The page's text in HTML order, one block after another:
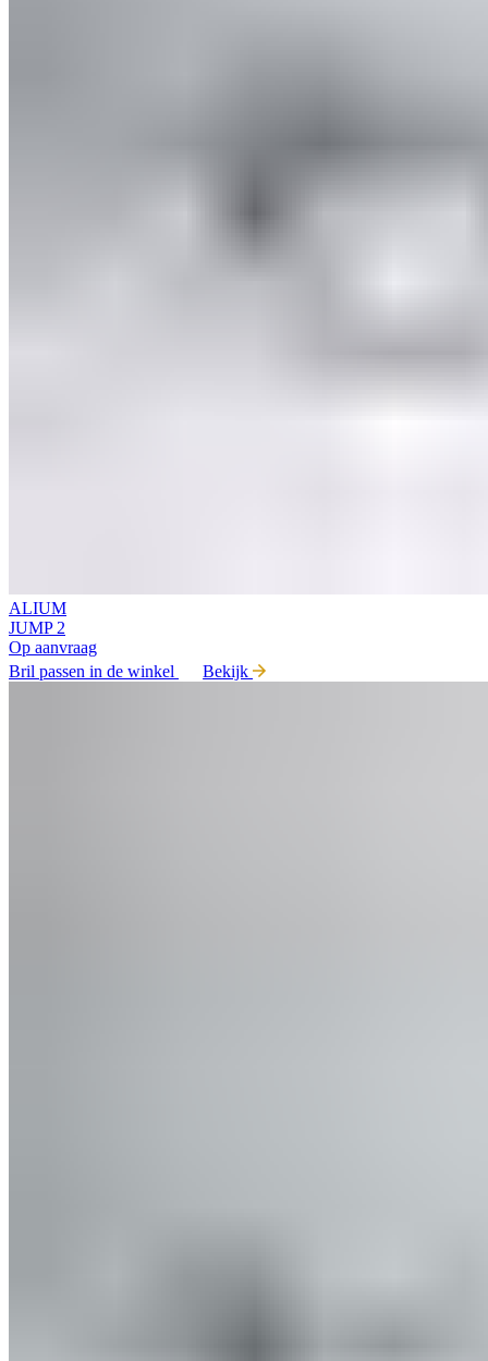
ALIUM
JUMP 2
Op aanvraag
Bril passen in de winkel
Bekijk